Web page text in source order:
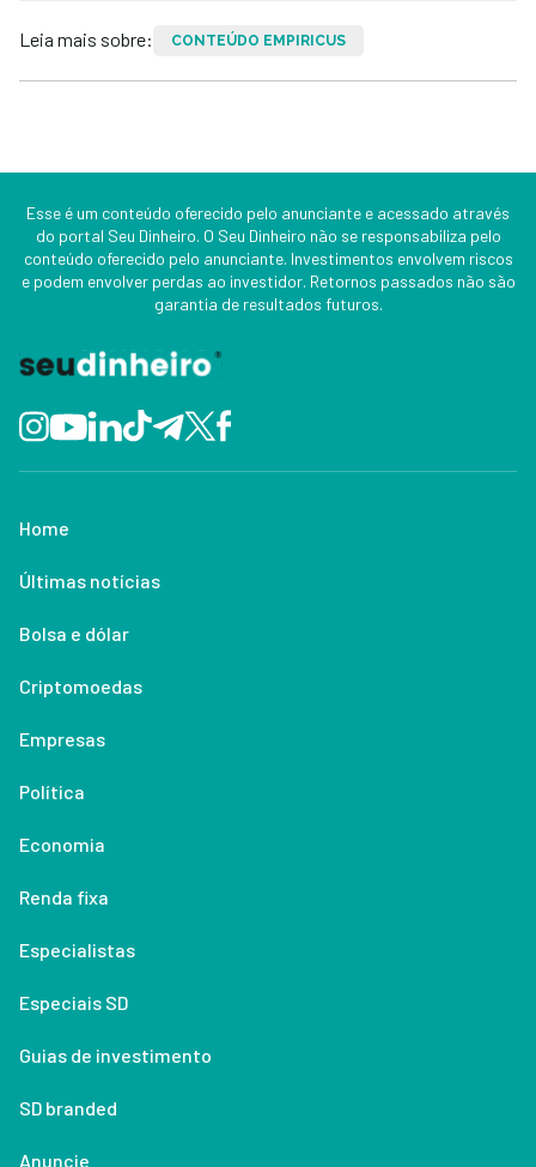
Leia mais sobre: CONTEÚDO EMPIRICUS
Esse é um conteúdo oferecido pelo anunciante e acessado através
do portal Seu Dinheiro. O Seu Dinheiro não se responsabiliza pelo
conteúdo oferecido pelo anunciante. Investimentos envolvem riscos
e podem envolver perdas ao investidor. Retornos passados não são
garantia de resultados futuros.
Home
Últimas notícias
Bolsa e dólar
Criptomoedas
Empresas
Política
Economia
Renda fixa
Especialistas
Especiais SD
Guias de investimento
SD branded
Anuncie